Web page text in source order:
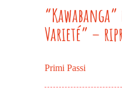
Varieté” –
Primi Passi